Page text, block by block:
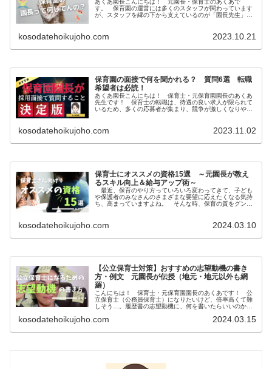
あくあ園長こんにちは！ 元園長・保育士のあくあで
す。 保育園の運営には多くのスタッフが関わっています
が、スタッフを縁の下から支えているのが「園長先生」で
kosodatehoikujoho.com 2023.10.21
保育園の面接で何を聞かれる？ 質問6選 転職
希望者は必読！
あくあ園長こんにちは！ 保育士・元保育園園長のあくあ
先生です！ 保育士の転職は、待遇の良い求人が限られて
いるため、多くの応募者が集まり、競争が激しくなりやす
kosodatehoikujoho.com 2023.11.02
保育士にオススメの資格15選 ～元園長が教え
るスキル向上＆給与アップ術～
最近、保育のやり方っていろいろ変わってきて、子ども
や保護者のみなさんのさまざまな要望に応えたくなる気持
ち、高まっていますよね。 そんな時、保育の質をグンと
kosodatehoikujoho.com 2024.03.10
【公立保育士対策】おすすめの志望動機の書き
方・例文 元園長が伝授（地元・地元以外も網
羅）
こんにちは！ 保育士・元保育園園長のあくあです！ 公
立保育士（公務員保育士）になりたいけど、倍率高くて難
しそう…。履歴書の志望動機に、何を書いたらいいのかわ
れたと思います。 公務員としての...
kosodatehoikujoho.com 2024.03.15